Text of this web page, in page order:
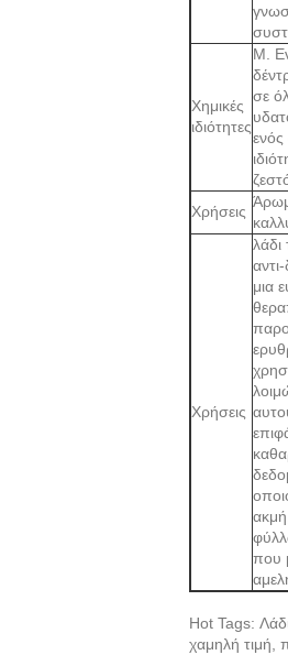
Χημικές
ιδιότητες
Μ.
σε
ενός
Χρήσεις
Χρήσεις
λάδι
μια
που
Hot Tags:
χαμηλή τιμή,